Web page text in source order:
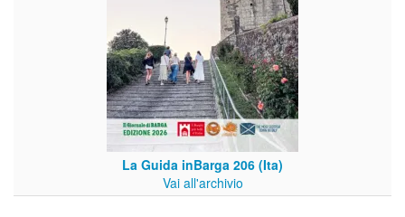
La Guida inBarga 206 (Ita)
Vai all'archivio